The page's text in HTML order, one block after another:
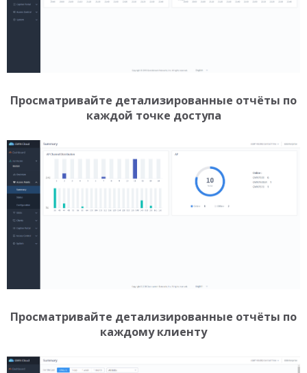
Просматривайте детализированные отчёты по
каждой точке доступа
Просматривайте детализированные отчёты по
каждому клиенту